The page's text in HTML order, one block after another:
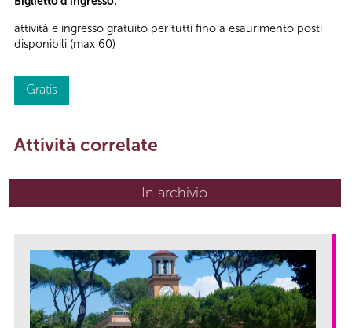
attività e ingresso gratuito per tutti fino a esaurimento posti
disponibili (max 60)
Gratis
Attività correlate
In archivio